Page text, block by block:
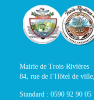
Mairie de Trois-Rivières
84, rue de l’Hôtel de
Standard : 0590 92 90 05